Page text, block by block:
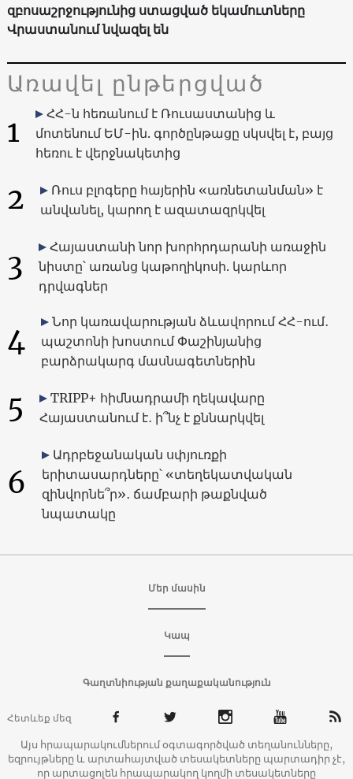
զբոսաշրջությունից ստացված եկամուտները
Վրաստանում նվազել են
Առավել ընթերցված
1
ՀՀ-ն հեռանում է Ռուսաստանից և
մոտենում ԵՄ-ին. գործընթացը սկսվել է, բայց
հեռու է վերջնակետից
2
Ռուս բլոգերը հայերին «առնետանման» է
անվանել, կարող է ազատազրկվել
3
Հայաստանի նոր խորհրդարանի առաջին
նիստը՝ առանց կաթողիկոսի. կարևոր
դրվագներ
4
Նոր կառավարության ձևավորում ՀՀ-ում․
պաշտոնի խոստում Փաշինյանից
բարձրակարգ մասնագետներին
5
TRIPP+ հիմնադրամի ղեկավարը
Հայաստանում է․ ի՞նչ է քննարկվել
6
Ադրբեջանական սփյուռքի
երիտասարդները՝ «տեղեկատվական
զինվորնե՞ր»․ ճամբարի թաքնված
նպատակը
Մեր մասին
Կապ
Գաղտնիության քաղաքականություն
Հետևեք մեզ
Այս հրապարակումներում օգտագործված տեղանունները,
եզրույթները և արտահայտված տեսակետները պարտադիր չէ,
որ արտացոլեն հրապարակող կողմի տեսակետները